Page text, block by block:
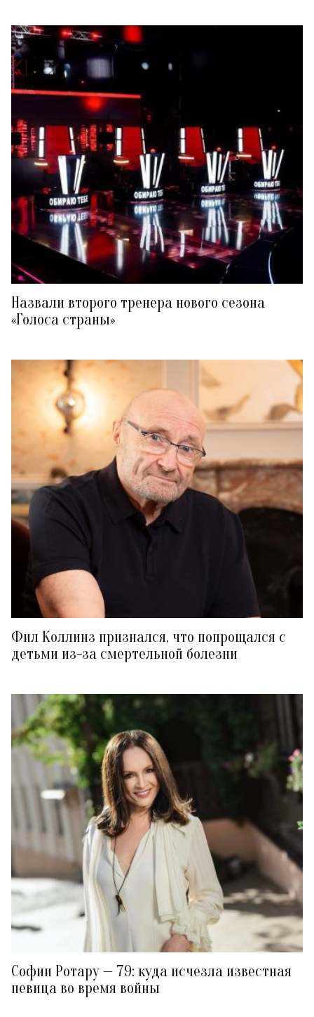
Назвали второго тренера нового сезона
«Голоса страны»
Фил Коллинз признался, что попрощался с
детьми из-за смертельной болезни
Софии Ротару — 79: куда исчезла известная
певица во время войны